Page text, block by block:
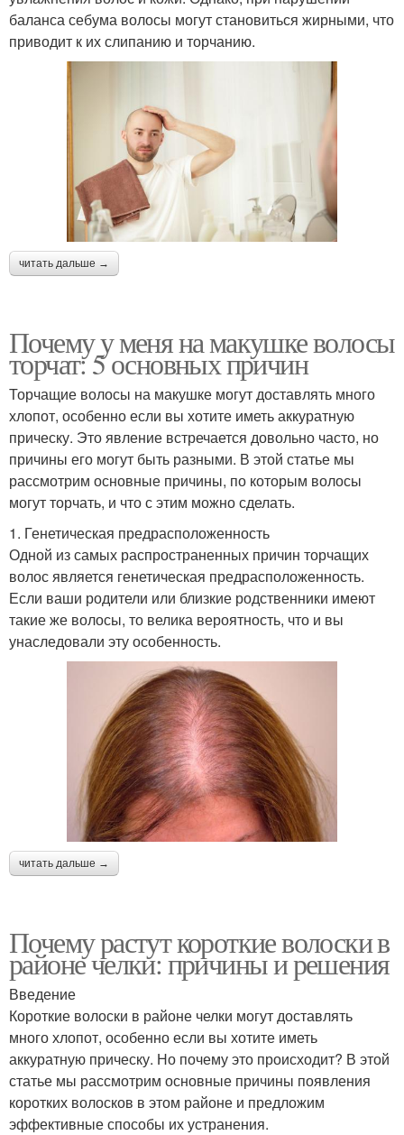
баланса себума волосы могут становиться жирными, что
приводит к их слипанию и торчанию.
читать дальше →
Почему у меня на макушке волосы
торчат: 5 основных причин
Торчащие волосы на макушке могут доставлять много
хлопот, особенно если вы хотите иметь аккуратную
прическу. Это явление встречается довольно часто, но
причины его могут быть разными. В этой статье мы
рассмотрим основные причины, по которым волосы
могут торчать, и что с этим можно сделать.
1. Генетическая предрасположенность
Одной из самых распространенных причин торчащих
волос является генетическая предрасположенность.
Если ваши родители или близкие родственники имеют
такие же волосы, то велика вероятность, что и вы
унаследовали эту особенность.
читать дальше →
Почему растут короткие волоски в
районе челки: причины и решения
Введение
Короткие волоски в районе челки могут доставлять
много хлопот, особенно если вы хотите иметь
аккуратную прическу. Но почему это происходит? В этой
статье мы рассмотрим основные причины появления
коротких волосков в этом районе и предложим
эффективные способы их устранения.